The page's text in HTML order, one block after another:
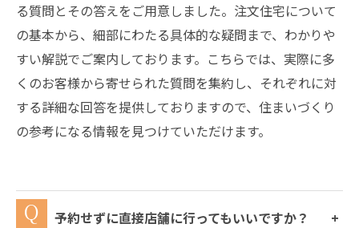
る質問とその答えをご用意しました。注文住宅について
の基本から、細部にわたる具体的な疑問まで、わかりや
すい解説でご案内しております。こちらでは、実際に多
くのお客様から寄せられた質問を集約し、それぞれに対
する詳細な回答を提供しておりますので、住まいづくり
の参考になる情報を見つけていただけます。
予約せずに直接店舗に行ってもいいですか？